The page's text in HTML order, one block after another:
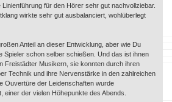
für den Hörer sehr gut nachvollziebar.
wirkte sehr gut ausbalanciert, wohlüberlegt
Anteil an dieser Entwicklung, aber wie Du
Spieler schon selber schießen. Und das ist ihnen
Freistädter Musikern, sie konnten durch ihren
Technik und ihre Nervenstärke in den zahlreichen
Ouvertüre der Leidenschaften wurde
einer der vielen Höhepunkte des Abends.